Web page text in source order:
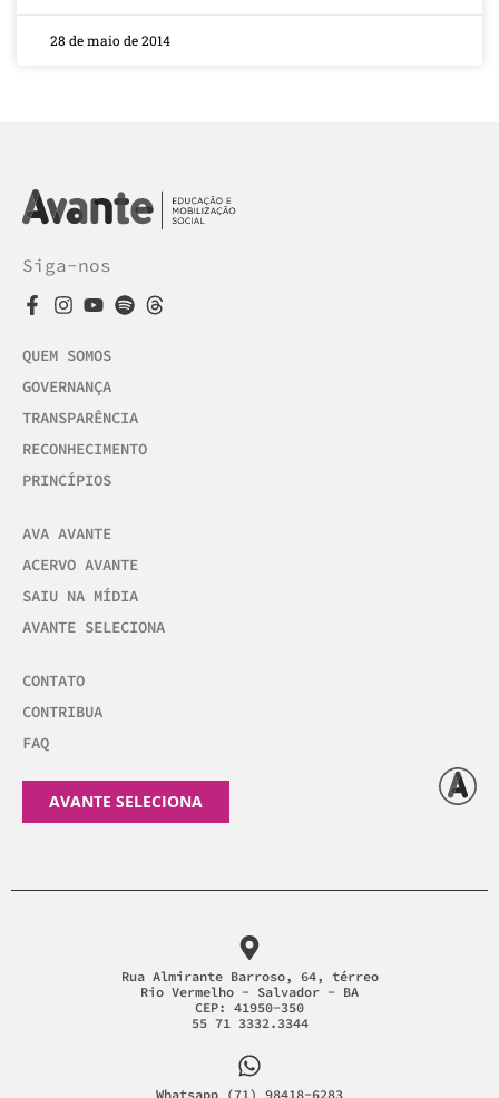
28 de maio de 2014
Siga-nos
QUEM SOMOS
GOVERNANÇA
TRANSPARÊNCIA
RECONHECIMENTO
PRINCÍPIOS
AVA AVANTE
ACERVO AVANTE
SAIU NA MÍDIA
AVANTE SELECIONA
CONTATO
CONTRIBUA
FAQ
AVANTE SELECIONA
Rua Almirante Barroso, 64, térreo
Rio Vermelho - Salvador - BA
CEP: 41950-350
55 71 3332.3344
Whatsapp (71) 98418-6283